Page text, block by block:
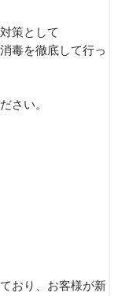
策として
毒を徹底して行っ
さい。
おり、お客様が新